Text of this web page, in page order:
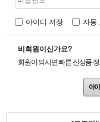
아이디 저장 자동
비회원이신가요?
회원이 되시면 빠른 신상품
아